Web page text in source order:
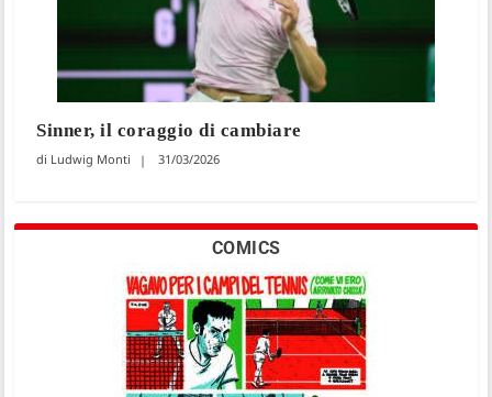
Sinner, il coraggio di cambiare
Ludwig Monti 31/03/2026
COMICS